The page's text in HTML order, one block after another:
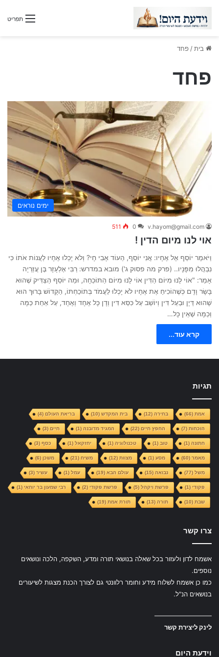
תפריט
בית/ פחד
פחד
ימים נוראים
v.hayom@gmail.com
0
511
אוי לנו מיום הדין !
וַיֹּאמֶר יוֹסֵף אֶל אֶחָיו: אֲנִי יוֹסֵף, הַעוֹד אָבִי חָי? וְלֹא יָכְלוּ אֶחָיו לַעֲנוֹת אֹתוֹ כִּי
נִבְהֲלוּ מִפָּנָיו.. (פרק מה פסוק ג') מובא במדרש: רַבִּי אֶלְעָזָר בֶּן עֲזַרְיָה
אָמַר: "אוֹי לָנוּ מִיּוֹם הַדִּין אוֹי לָנוּ מִיּוֹם הַתּוֹכֵחָה, וּמַה יּוֹסֵף הַצַּדִּיק שֶׁהוּא
בָּשָׂר וָדָם כְּשֶׁהוֹכִיחַ אֶת אֶחָיו לֹא יָכְלוּ לַעֲמֹד בְּתוֹכַחְתּוֹ, הַקָּדוֹשׁ בָּרוּךְ הוּא
שֶׁהוּא דַּיָן וּבַעַל דִּין וְיוֹשֵׁב עַל כִּסֵּא דִּין וְדָן כָּל אֶחָד וְאֶחָד, עַל אַחַת כַּמָּה
וְכַמָּה שֶׁאֵין כָּל…
קרא עוד...
תגיות
אמת(66) בחירה(12) בית המקדש(10) בריאת העולם(4)
הוכחות(7) החפץ חיים(22) המגיד מדובנה(1) חיים(3)
חתונה(1) טוב(1) טכנולוגיה(1) יחזקאל(1) כסף(3)
מאמר(60) מסע(1) מצוות(12) משיח(21) משכן(6)
משל(77) נבואה(15) עולם הבא(19) עמל(1) עשיר(3)
פקודי (1) פרשת ויקהל(5) פרשת פקודי (2) רבי שמעון בר יוחאי (1)
שבת(10) תורה(13) תורת אמת(19)
צרו קשר
אשמח לדון ולעזור בכל שאלה בנושאי תורה ומדע, השקפה, הלכה ונושאים
נוספים.
כמו כן אשמח לשלוח מידע וחומר רלוונטי גם לצורך הכנת מצגות לשיעורים
בנושאים הנ"ל.
—————————
לינק ליצירת קשר
וידעת היום